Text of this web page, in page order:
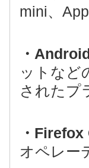
mini、
・Android
ットなど
されたプ
・Firefox
オペレー